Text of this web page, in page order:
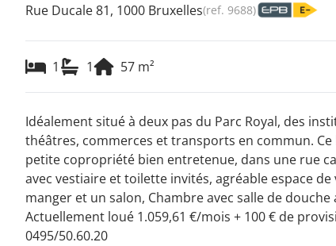
Rue Ducale 81, 1000 Bruxelles(ref. 9688)
1 1 57 m²
Idéalement situé à deux pas du Parc Royal, des
théâtres, commerces et transports en commun.
petite copropriété bien entretenue, dans une rue
avec vestiaire et toilette invités, agréable espace
manger et un salon, Chambre avec salle de
Actuellement loué 1.059,61 €/mois + 100 € de
0495/50.60.20